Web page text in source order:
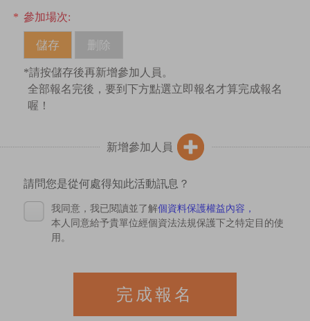
* 參加場次:
*請按儲存後再新增參加人員。
全部報名完後，要到下方點選立即報名才算完成報名
喔！
新增參加人員
請問您是從何處得知此活動訊息？
我同意，我已閱讀並了解個資料保護權益內容，
本人同意給予貴單位經個資法法規保護下之特定目的使
用。
完成報名